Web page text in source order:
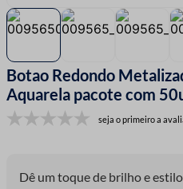
Botao Redondo
Aquarela pacote com
seja o primeiro a
Dê um toque de brilho e